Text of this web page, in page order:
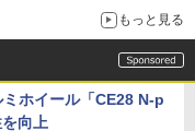
もっと見る
ホイール「CE28 N-p
向上